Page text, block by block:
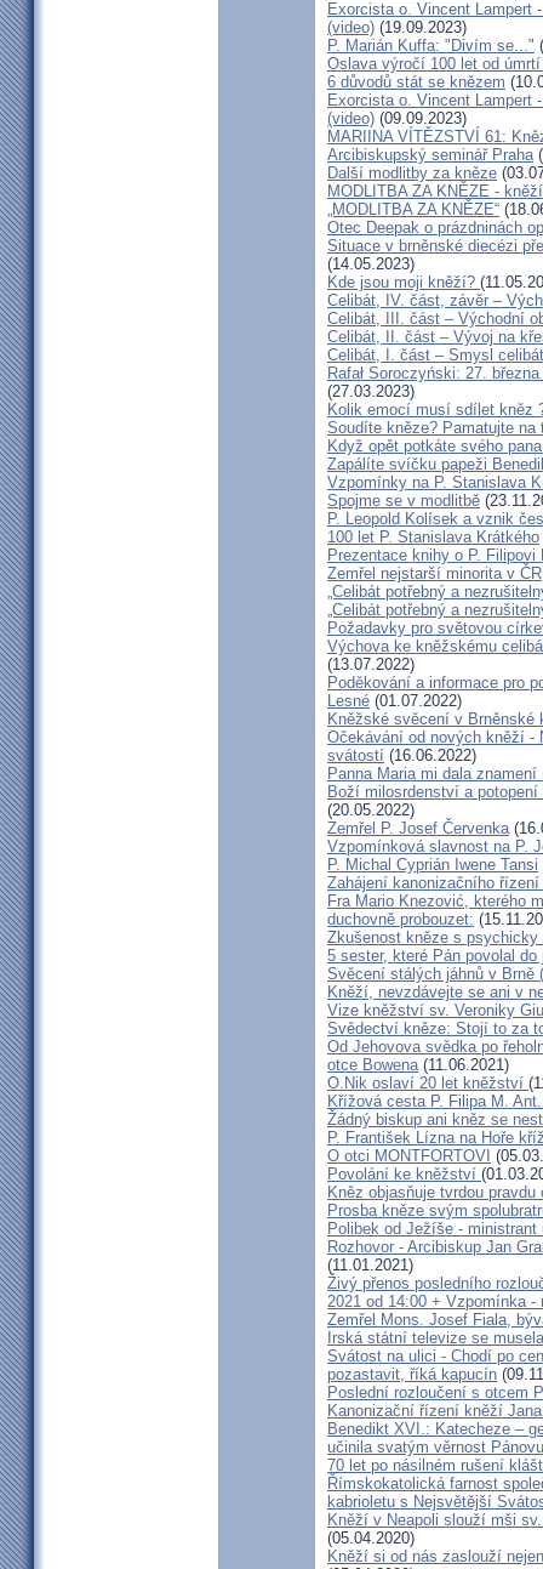
Exorcista o. Vincent Lampert
(video) (19.09.2023)
P. Marián Kuffa: "Divím se..."
Oslava výročí 100 let od
6 důvodů stát se knězem
Exorcista o. Vincent Lampert
(video) (09.09.2023)
MARIINA VÍTĚZSTVÍ 61:
Arcibiskupský seminář Praha
Další modlitby za kněze
MODLITBA ZA KNĚZE -
„MODLITBA ZA KNĚZE“
Otec Deepak o prázdninách
Situace v brněnské diecézi
(14.05.2023)
Kde jsou moji kněží?
Celibát, IV. část, závěr –
Celibát, III. část – Východní
Celibát, II. část – Vývoj na
Celibát, I. část – Smysl
Rafał Soroczyński: 27.
(27.03.2023)
Kolik emocí musí sdílet kněz
Soudíte kněze? Pamatujte
Když opět potkáte svého
Zapálíte svíčku papeži
Vzpomínky na P. Stanislava
Spojme se v modlitbě
P. Leopold Kolísek a vznik
100 let P. Stanislava Krátkého
Prezentace knihy o P. Filipovi
Zemřel nejstarší minorita v ČR
„Celibát potřebný a
„Celibát potřebný a
Požadavky pro světovou
Výchova ke kněžskému
(13.07.2022)
Poděkování a informace pro
Lesné (01.07.2022)
Kněžské svěcení v Brněnské
Očekávání od nových kněží -
svátostí (16.06.2022)
Panna Maria mi dala
Boží milosrdenství a
(20.05.2022)
Zemřel P. Josef Červenka
Vzpomínková slavnost na P.
P. Michal Cyprián Iwene Tansi
Zahájení kanonizačního
Fra Mario Knezović, kterého
duchovně probouzet:
Zkušenost kněze s psychicky
5 sester, které Pán povolal do
Svěcení stálých jáhnů v Brně
Kněží, nevzdávejte se ani v
Vize kněžství sv. Veroniky
Svědectví kněze: Stojí to za
Od Jehovova svědka po
otce Bowena(11.06.2021)
O.Nik oslaví 20 let kněžství
Křížová cesta P. Filipa M.
Žádný biskup ani kněz se
P. František Lízna na Hoře
O otci MONTFORTOVI
Povolání ke kněžství
Kněz objasňuje tvrdou
Prosba kněze svým
Polibek od Ježíše -
Rozhovor - Arcibiskup Jan
(11.01.2021)
Živý přenos posledního
2021 od 14:00 + Vzpomínka
Zemřel Mons. Josef Fiala,
Irská státní televize se
Svátost na ulici - Chodí po
pozastavit, říká kapucín
Poslední rozloučení s otcem
Kanonizační řízení kněží
Benedikt XVI.: Katecheze –
učinila svatým věrnost
70 let po násilném rušení
Římskokatolická farnost
kabrioletu s Nejsvětější
Kněží v Neapoli slouží mši
(05.04.2020)
Kněží si od nás zaslouží